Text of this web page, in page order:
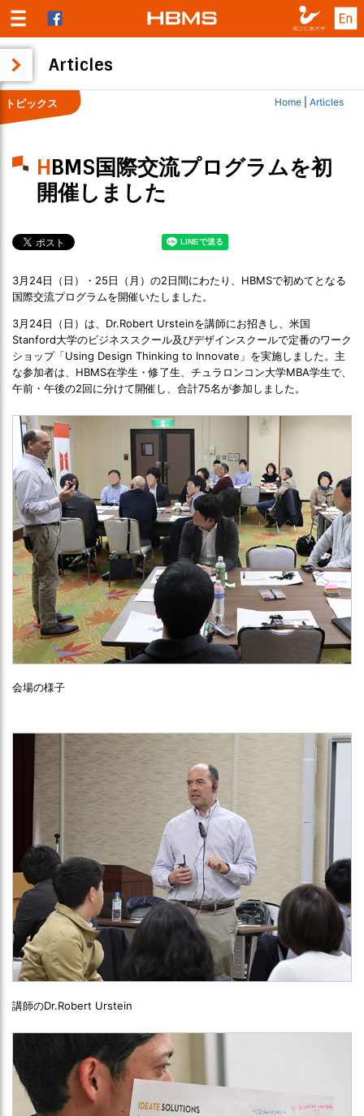
Articles
Home Articles
トピックス
HBMS国際交流プログラムを初
開催しました
3月24日（日）・25日（月）の2日間にわたり、HBMSで初めてとなる
国際交流プログラムを開催いたしました。
3月24日（日）は、Dr.Robert Ursteinを講師にお招きし、米国
Stanford大学のビジネススクール及びデザインスクールで定番のワーク
ショップ「Using Design Thinking to Innovate」を実施しました。主
な参加者は、HBMS在学生・修了生、チュラロンコン大学MBA学生で、
午前・午後の2回に分けて開催し、合計75名が参加しました。
会場の様子
講師のDr.Robert Urstein